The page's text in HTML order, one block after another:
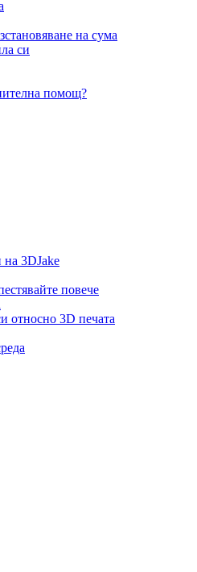
на сума
си
помощ?
3DJake
повече
относно 3D печата